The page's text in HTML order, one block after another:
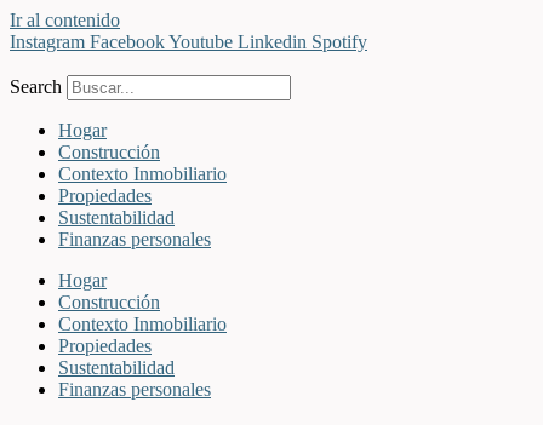
Ir al contenido
Instagram FacebookYoutube Linkedin Spotify
Search
Hogar
Construcción
Contexto Inmobiliario
Propiedades
Sustentabilidad
Finanzas personales
Hogar
Construcción
Contexto Inmobiliario
Propiedades
Sustentabilidad
Finanzas personales